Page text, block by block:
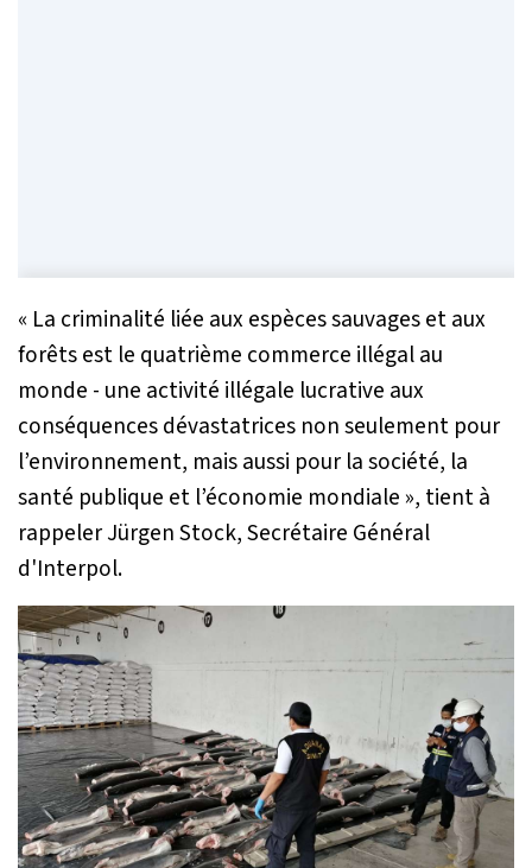
« La criminalité liée aux espèces sauvages et aux
forêts est le quatrième commerce illégal au
monde - une activité illégale lucrative aux
conséquences dévastatrices non seulement pour
l’environnement, mais aussi pour la société, la
santé publique et l’économie mondiale », tient à
rappeler Jürgen Stock, Secrétaire Général
d'Interpol.